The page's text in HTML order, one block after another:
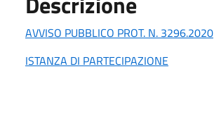
AVVISO PUBBLICO PROT. N. 3296.2020
ISTANZA DI PARTECIPAZIONE